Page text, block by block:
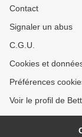
Contact
Signaler un abus
C.G.U.
Cookies et
Préférences
Voir le profil de